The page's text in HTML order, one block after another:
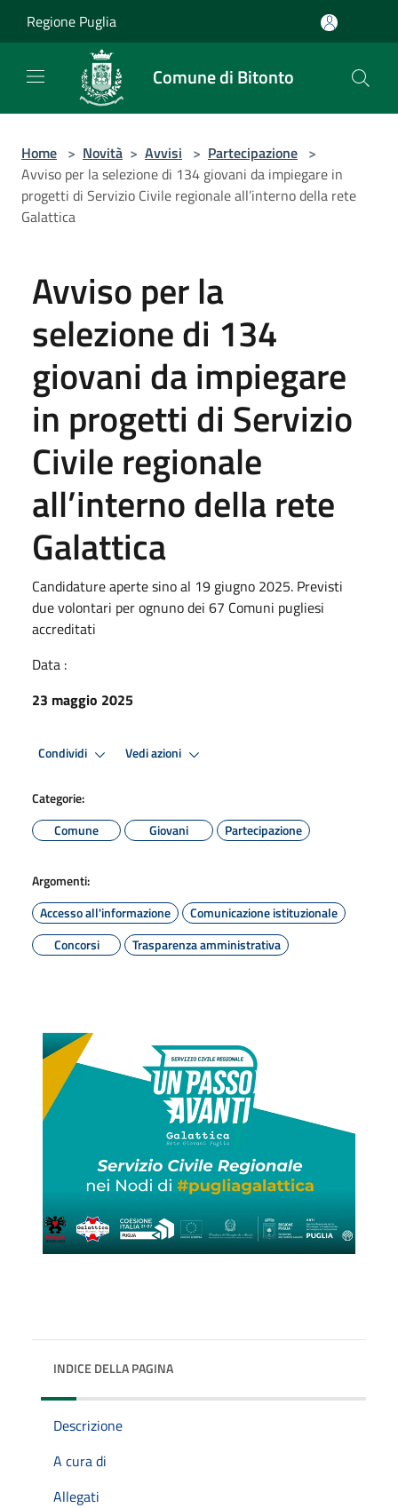
Regione Puglia
Comune di Bitonto
Home > Novità > Avvisi > Partecipazione >
Avviso per la selezione di 134 giovani da impiegare in
progetti di Servizio Civile regionale all’interno della rete
Galattica
Avviso per la
selezione di 134
giovani da impiegare
in progetti di Servizio
Civile regionale
all’interno della rete
Galattica
Candidature aperte sino al 19 giugno 2025. Previsti
due volontari per ognuno dei 67 Comuni pugliesi
accreditati
Data :
23 maggio 2025
Condividi Vedi azioni
Categorie:
Comune
Giovani Partecipazione
Argomenti:
Accesso all'informazione
Comunicazione istituzionale
Concorsi
Trasparenza amministrativa
INDICE DELLA PAGINA
Descrizione
A cura di
Allegati